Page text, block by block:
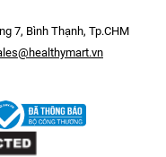
7, Bình Thạnh, Tp.CHM